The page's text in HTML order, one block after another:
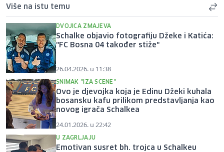
Više na istu temu
DVOJICA ZMAJEVA
Schalke objavio fotografiju Džeke i Katića:
"FC Bosna 04 također stiže"
26.04.2026. u 11:38
SNIMAK "IZA SCENE"
Ovo je djevojka koja je Edinu Džeki kuhala
bosansku kafu prilikom predstavljanja kao
novog igrača Schalkea
24.01.2026. u 22:42
U ZAGRLJAJU
Emotivan susret bh. trojca u Schalkeu